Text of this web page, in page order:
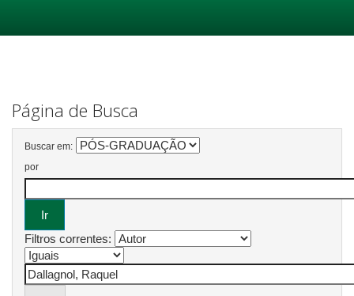
Página de Busca
Buscar em:
por
Filtros correntes: